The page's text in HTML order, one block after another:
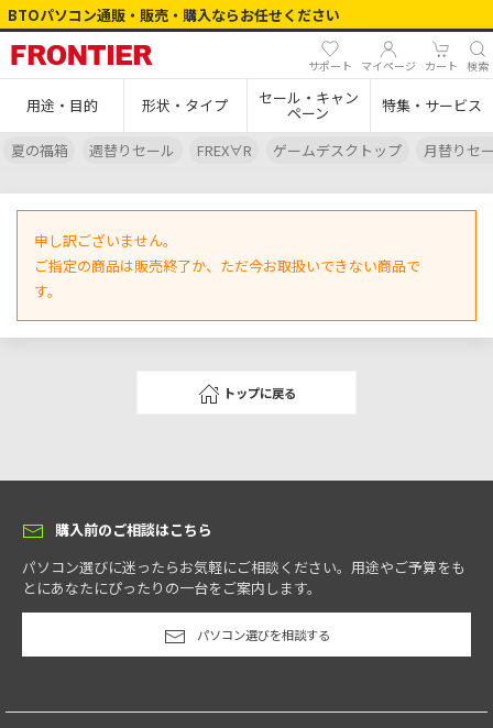
BTOパソコン通販・販売・購入ならお任せください
サポート マイページ カート 検索
用途・目的 形状・タイプ セール・キャン
ペーン 特集・サービス
夏の福箱 週替りセール FREX∀R ゲームデスクトップ 月替りセ
申し訳ございません。
ご指定の商品は販売終了か、ただ今お取扱いできない商品で
す。
トップに戻る
購入前のご相談はこちら
パソコン選びに迷ったらお気軽にご相談ください。用途やご予算をも
とにあなたにぴったりの一台をご案内します。
パソコン選びを相談する